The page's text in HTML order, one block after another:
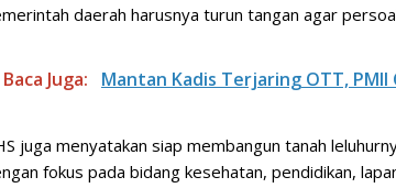
daerah harusnya turun tangan agar
Baca Juga: Mantan Kadis Terjaring OTT, PMII
juga menyatakan siap membangun tanah
fokus pada bidang kesehatan, pendidikan,